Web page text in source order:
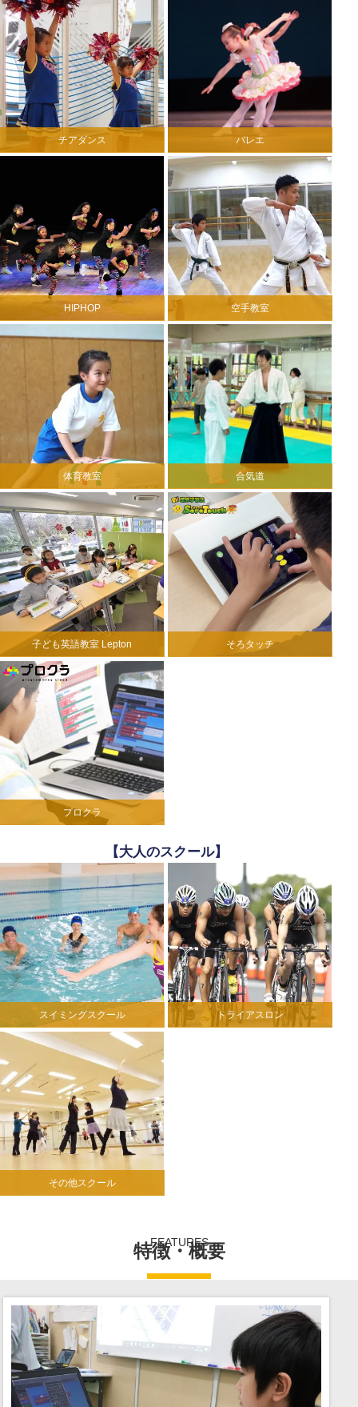
チアダンス バレエ
HIPHOP 空手教室
体育教室 合気道
子ども英語教室 Lepton そろタッチ
プロクラ
【大人のスクール】
スイミングスクール トライアスロン
その他スクール
FEATURES
特徴・概要